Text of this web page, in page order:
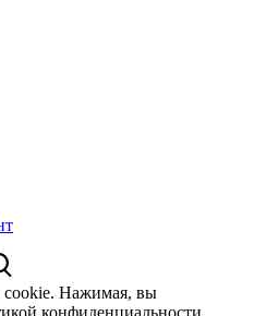
cookie. Нажимая, вы
конфиденциальности.